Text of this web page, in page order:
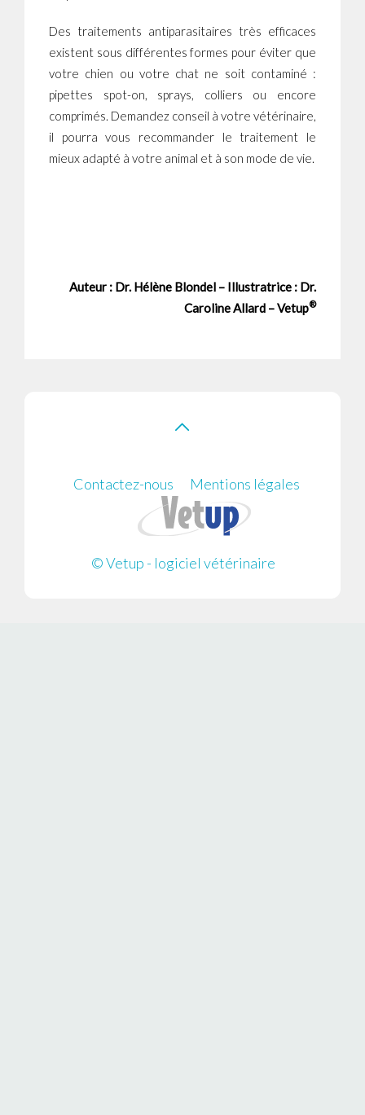
Des traitements antiparasitaires très efficaces
existent sous différentes formes pour éviter que
votre chien ou votre chat ne soit contaminé :
pipettes spot-on, sprays, colliers ou encore
comprimés. Demandez conseil à votre vétérinaire,
il pourra vous recommander le traitement le
mieux adapté à votre animal et à son mode de vie.
Auteur : Dr. Hélène Blondel – Illustratrice : Dr.
Caroline Allard – Vetup®
Contactez-nous Mentions légales
© Vetup - logiciel vétérinaire